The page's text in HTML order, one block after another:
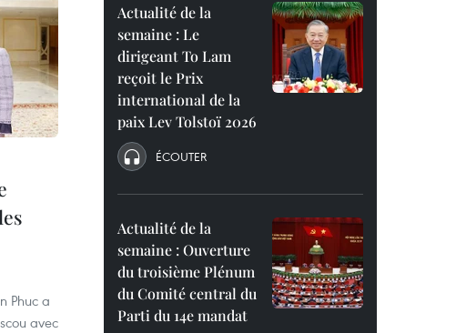
Phuc a
avec
Actualité de la
semaine : Le
dirigeant To Lam
reçoit le Prix
international de la
paix Lev Tolstoï 2026
ÉCOUTER
Actualité de la
semaine : Ouverture
du troisième Plénum
du Comité central du
Parti du 14e mandat